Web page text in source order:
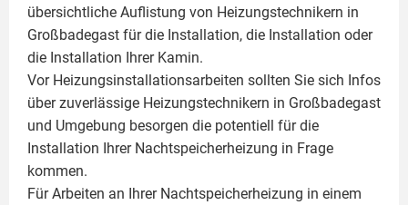
übersichtliche Auflistung von Heizungstechnikern in
Großbadegast für die Installation, die Installation oder
die Installation Ihrer Kamin.
Vor Heizungsinstallationsarbeiten sollten Sie sich Infos
über zuverlässige Heizungstechnikern in Großbadegast
und Umgebung besorgen die potentiell für die
Installation Ihrer Nachtspeicherheizung in Frage
kommen.
Für Arbeiten an Ihrer Nachtspeicherheizung in einem